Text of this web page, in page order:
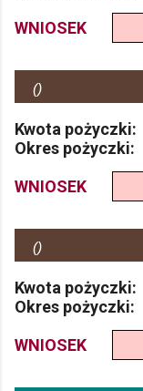
WNIOSEK
()
Kwota pożyczki:
Okres pożyczki:
WNIOSEK
()
Kwota pożyczki:
Okres pożyczki:
WNIOSEK